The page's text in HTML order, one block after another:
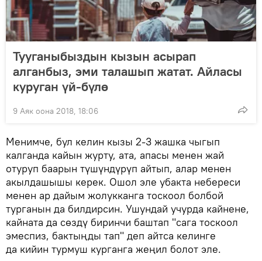
Тууганыбыздын кызын асырап
алганбыз, эми талашып жатат. Айласы
куруган үй-бүлө
9 Аяк оона 2018, 18:06
Менимче, бул келин кызы 2-3 жашка чыгып
калганда кайын журту, ата, апасы менен жай
отуруп баарын түшүндүрүп айтып, алар менен
акылдашышы керек. Ошол эле убакта небереси
менен ар дайым жолукканга тоскоол болбой
турганын да билдирсин. Ушундай учурда кайнене,
кайната да сөздү биринчи баштап "сага тоскоол
эмеспиз, бактыңды тап" деп айтса келинге
да кийин турмуш курганга жеңил болот эле.